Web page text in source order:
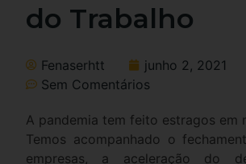
do Trabalho
Fenaserhtt
junho 2, 2021
Sem Comentários
A pandemia tem feito estragos em
Temos acompanhado o
empresas, a aceleração do